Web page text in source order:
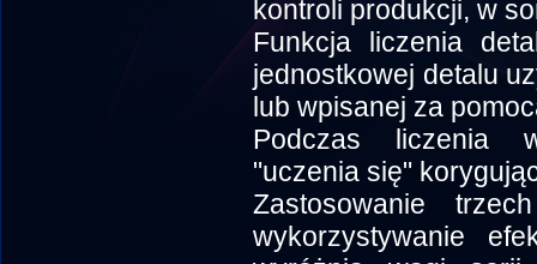
kontroli produkcji, w
Funkcja liczenia
jednostkowej detalu
lub wpisanej za
Podczas liczenia
"uczenia się"
Zastosowanie
wykorzystywanie